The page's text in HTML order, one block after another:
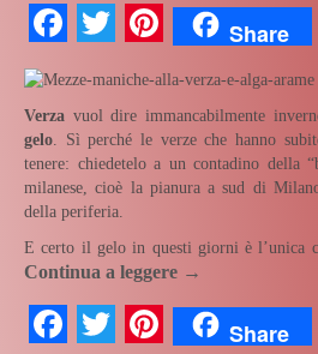
Facebook
TwitterPinterest
Share
Verza vuol dire immancabilmente
gelo . Sì perché le verze che hanno
tenere: chiedetelo a un contadino della
milanese, cioè la pianura a sud di
della periferia.
E certo il gelo in questi giorni è l’unica
Continua a leggere →
Facebook
TwitterPinterest
Share